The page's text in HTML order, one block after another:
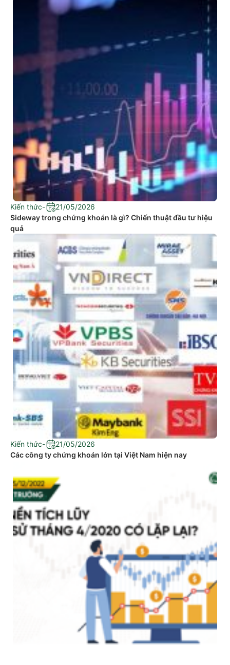
Kiến thức-
21/05/2026
Sideway trong chứng khoán là gì? Chiến thuật đầu tư hiệu
quả
Kiến thức-
21/05/2026
Các công ty chứng khoán lớn tại Việt Nam hiện nay